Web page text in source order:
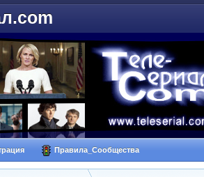
Правила_Сообщества